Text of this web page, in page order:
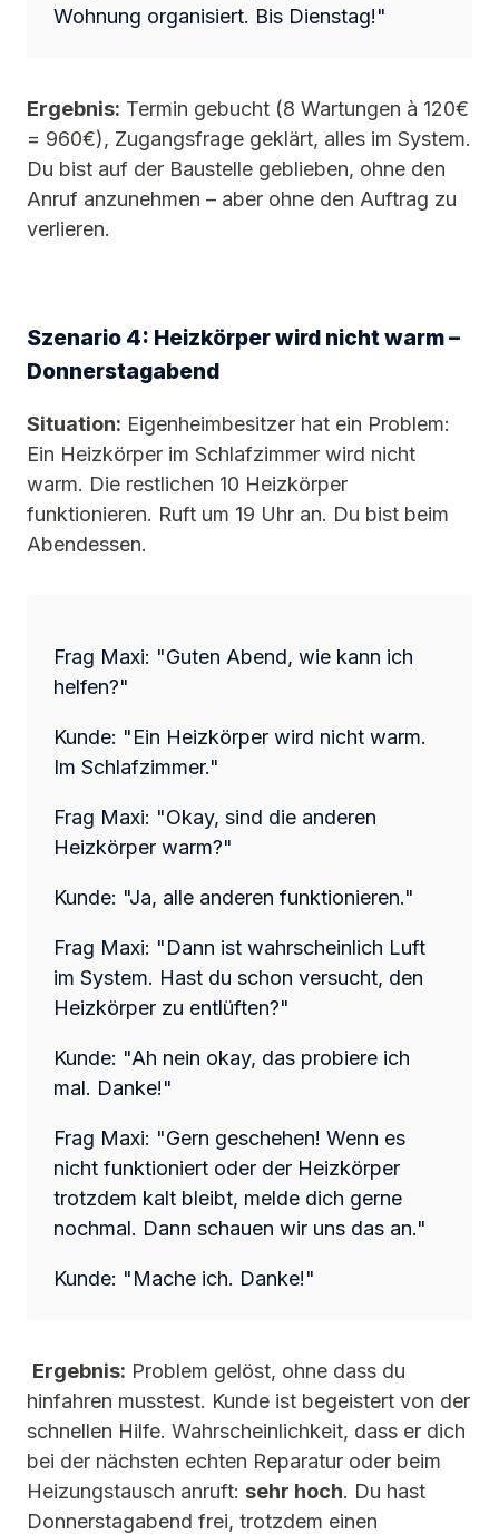
Wohnung organisiert. Bis Dienstag!"
Ergebnis: Termin gebucht (8 Wartungen à 120€
= 960€), Zugangsfrage geklärt, alles im System.
Du bist auf der Baustelle geblieben, ohne den
Anruf anzunehmen – aber ohne den Auftrag zu
verlieren.
Szenario 4: Heizkörper wird nicht warm –
Donnerstagabend
Situation: Eigenheimbesitzer hat ein Problem:
Ein Heizkörper im Schlafzimmer wird nicht
warm. Die restlichen 10 Heizkörper
funktionieren. Ruft um 19 Uhr an. Du bist beim
Abendessen.
Frag Maxi: "Guten Abend, wie kann ich
helfen?"
Kunde: "Ein Heizkörper wird nicht warm.
Im Schlafzimmer."
Frag Maxi: "Okay, sind die anderen
Heizkörper warm?"
Kunde: "Ja, alle anderen funktionieren."
Frag Maxi: "Dann ist wahrscheinlich Luft
im System. Hast du schon versucht, den
Heizkörper zu entlüften?"
Kunde: "Ah nein okay, das probiere ich
mal. Danke!"
Frag Maxi: "Gern geschehen! Wenn es
nicht funktioniert oder der Heizkörper
trotzdem kalt bleibt, melde dich gerne
nochmal. Dann schauen wir uns das an."
Kunde: "Mache ich. Danke!"
Ergebnis: Problem gelöst, ohne dass du
hinfahren musstest. Kunde ist begeistert von der
schnellen Hilfe. Wahrscheinlichkeit, dass er dich
bei der nächsten echten Reparatur oder beim
Heizungstausch anruft: sehr hoch. Du hast
Donnerstagabend frei, trotzdem einen